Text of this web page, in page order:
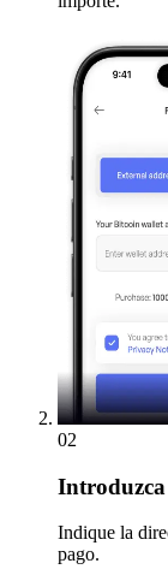
02
Introduzca
Indique la
pago.